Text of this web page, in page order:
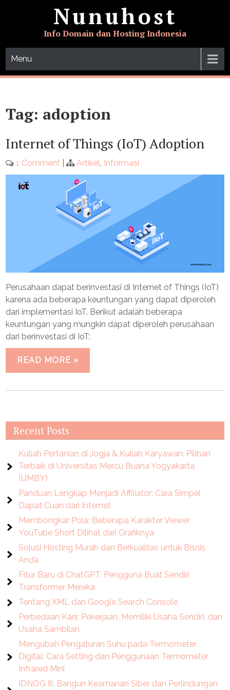
Nunuhost
Info Domain dan Hosting Indonesia
Menu
Tag: adoption
Internet of Things (IoT) Adoption
1 Comment | Artikel, Informasi
Perusahaan dapat berinvestasi di Internet of Things (IoT)
karena ada beberapa keuntungan yang dapat diperoleh
dari implementasi IoT. Berikut adalah beberapa
keuntungan yang mungkin dapat diperoleh perusahaan
dari berinvestasi di IoT:
READ MORE »
Recent Posts
Kuliah Pertanian di Jogja & Kuliah Karyawan: Pilihan
Terbaik di Universitas Mercu Buana Yogyakarta
(UMBY)
Panduan Lengkap Menjadi Affiliator: Cara Simpel
Dapat Cuan dari Internet
Membongkar Pola: Beberapa Karakter Viewer
YouTube Short Dilihat dari Grafiknya
Solusi Hosting Murah dan Berkualitas untuk Bisnis
Anda
Fitur Baru di ChatGPT: Pengguna Buat Sendiri
Transformer Mereka
Tentang XML dan Google Search Console
Perbedaan Karir, Pekerjaan, Memiliki Usaha Sendiri, dan
Usaha Sambilan
Mengubah Pengaturan Suhu pada Termometer
Digital: Cara Setting dan Penggunaan Termometer
Infrared Mini
IDNOG 8: Bangun Keamanan Siber dan Perlindungan